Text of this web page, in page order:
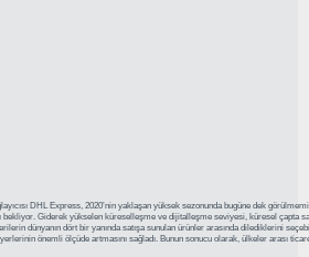
DHL Express, 2020’nin yaklaşan yüksek sezonunda bugüne dek
bekliyor. Giderek yükselen küreselleşme ve dijitalleşme seviyesi, küresel çapta
dünyanın dört bir yanında satışa sunulan ürünler arasında dilediklerini
önemli ölçüde artmasını sağladı. Bunun sonucu olarak, ülkeler arası